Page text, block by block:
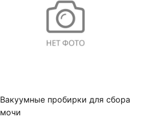
Вакуумные пробирки для сбора
мочи